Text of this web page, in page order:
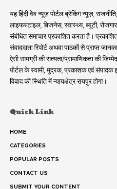
यह हिंदी वेब न्यूज़ पोर्टल ब्रेकिंग न्यूज़,
लाइफस्टाइल, बिजनेस, स्वास्थ्य, ब्यूटी,
संबंधित समाचार प्रकाशित करता है। प्रकाशित
संवाददाता रिपोर्ट अथवा पाठकों से प्राप्त
ऐसी सामग्री की सत्यता/प्रामाणिकता की
पोर्टल के स्वामी, मुद्रक, प्रकाशक एवं संपादक
विवाद की स्थिति में न्यायक्षेत्र रायपुर होगा।
Quick Link
HOME
CATEGORIES
POPULAR POSTS
CONTACT US
SUBMIT YOUR CONTENT